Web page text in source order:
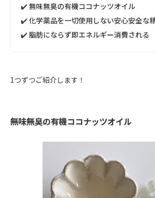
✔️ 無味無臭の有機ココナッツオイル
✔️ 化学薬品を一切使用しない安心安全な
✔️ 脂肪にならず即エネルギー消費される
1つずつご紹介します！
無味無臭の有機ココナッツオイル